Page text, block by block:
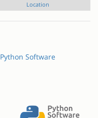
Location
Python Software